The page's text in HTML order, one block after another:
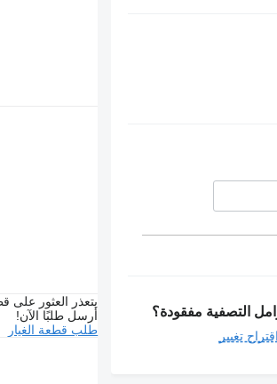
التصفية مفقودة؟
اقتراح تغيير
يتعذر العثور على
أرسل طلبًا الآن!
طلب قطعة الغيار